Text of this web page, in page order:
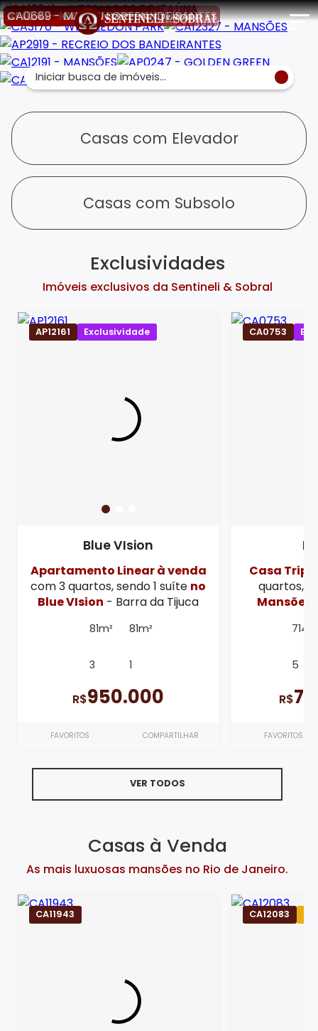
CA12341 - INTERLAGOS DE ITAÚNA
CA3170 - WIMBLEDON PARK
CA12327 - MANSÕES
AP2919 - RECREIO DOS BANDEIRANTES
CA12191 - MANSÕES
AP0247 - GOLDEN GREEN
CA0689 - MALIBU
Iniciar busca de imóveis...
Casas com Elevador
Casas com Subsolo
Imóveis exclusivos da Sentineli & Sobral
Exclusividades
AP12161 Exclusividade
Blue VIsion
Apartamento Linear à venda
com 3 quartos, sendo 1 suíte no
Blue VIsion - Barra da Tijuca
81m² 81m²
3 1
R$950.000
FAVORITOS COMPARTILHAR
CA0753
Casa
quartos,
Mansões
5
R$
FAVORITOS
VER TODOS
As mais luxuosas mansões no Rio de Janeiro.
Casas à Venda
CA11943 CA12083